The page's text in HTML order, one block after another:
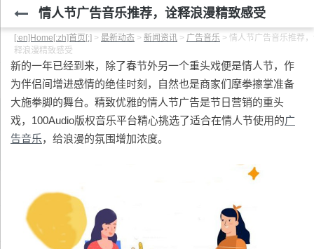
情人节广告音乐推荐，诠释浪漫精致感受
[:en]Home[:zh]首页[:] > 最新动态 > 新闻资讯 > 广告音乐 > 情人节广告音乐推荐
释浪漫精致感受
新的一年已经到来，除了春节外另一个重头戏便是情人节，作
为伴侣间增进感情的绝佳时刻，自然也是商家们摩拳擦掌准备
大施拳脚的舞台。精致优雅的情人节广告是节日营销的重头
戏，100Audio版权音乐平台精心挑选了适合在情人节使用的广
告音乐，给浪漫的氛围增加浓度。